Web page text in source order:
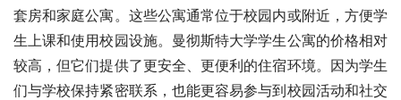
套房和家庭公寓。这些公寓通常位于校园内或附近，方便学
生上课和使用校园设施。曼彻斯特大学学生公寓的价格相对
较高，但它们提供了更安全、更便利的住宿环境。因为学生
们与学校保持紧密联系，也能更容易参与到校园活动和社交